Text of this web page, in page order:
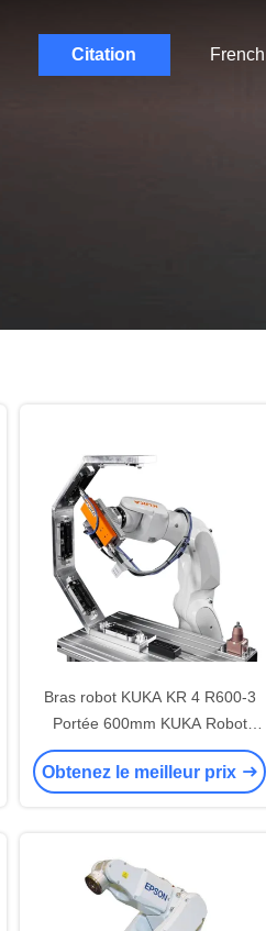
Citation French
Bras robot KUKA KR 4 R600-3
Portée 600mm KUKA Robot
industriel 6 axes Robot de
prélèvement et de placement
Obtenez le meilleur prix